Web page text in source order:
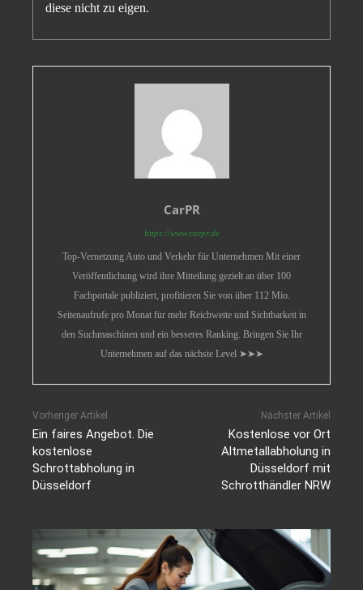
diese nicht zu eigen.
CarPR
https://www.carpr.de
Top-Vernetzung Auto und Verkehr für Unternehmen Mit einer
Veröffentlichung wird ihre Mitteilung gezielt an über 100
Fachportale publiziert, profitieren Sie von über 112 Mio.
Seitenaufrufe pro Monat für mehr Reichweite und Sichtbarkeit in
den Suchmaschinen und ein besseres Ranking. Bringen Sie Ihr
Unternehmen auf das nächste Level ➤➤➤
Vorheriger Artikel
Ein faires Angebot. Die
kostenlose
Schrottabholung in
Düsseldorf
Nächster Artikel
Kostenlose vor Ort
Altmetallabholung in
Düsseldorf mit
Schrotthändler NRW